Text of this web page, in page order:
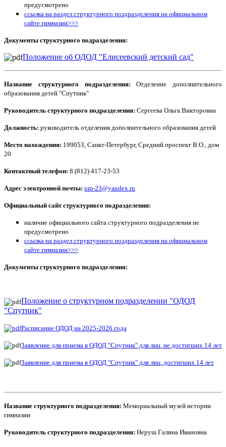
предусмотрено
ссылка на раздел структурного поздразделения на официальном
сайте гимназии>>>
Документы структурного подразделения:
Положение об ОДОД "Елисеевский детский сад"
Название структурного подразделения: Отделение дополнительного
образования детей "Спутник"
Руководитель структурного подразделения: Сергеева Ольга Викторовна
Должность: руководитель отделения дополнительного образования детей
Место нахождения: 199053, Санкт-Петербург, Средний проспект В.О., дом
20
Контактный телефон: 8 (812) 417-23-53
Адрес электронной почты: um-23@yandex.ru
Официальный сайт структурного подразделения:
наличие официального сайта структурного подразделения не
предусмотрено
ссылка на раздел структурного поздразделения на официальном
сайте гимназии>>>
Документы структурного подразделения:
Положение о структурном подразделении "ОДОД
"Спутник"
Расписание ОДОД на 2025-2026 года
Заявление для приема в ОДОД "Спутник" для лиц, не достигших 14 лет
Заявление для приема в ОДОД "Спутник" для лиц, достигших 14 лет
Название структурного подразделения: Мемориальный музей истории
гимназии
Руководитель структурного подразделения: Неруш Галина Ивановна